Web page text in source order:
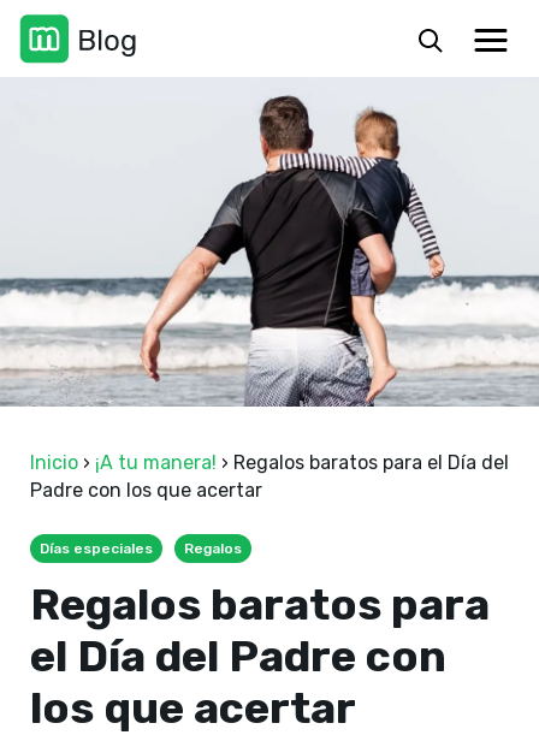
Inicio › ¡A tu manera! › Regalos baratos para el Día del
Padre con los que acertar
Días especiales Regalos
Regalos baratos para
el Día del Padre con
los que acertar